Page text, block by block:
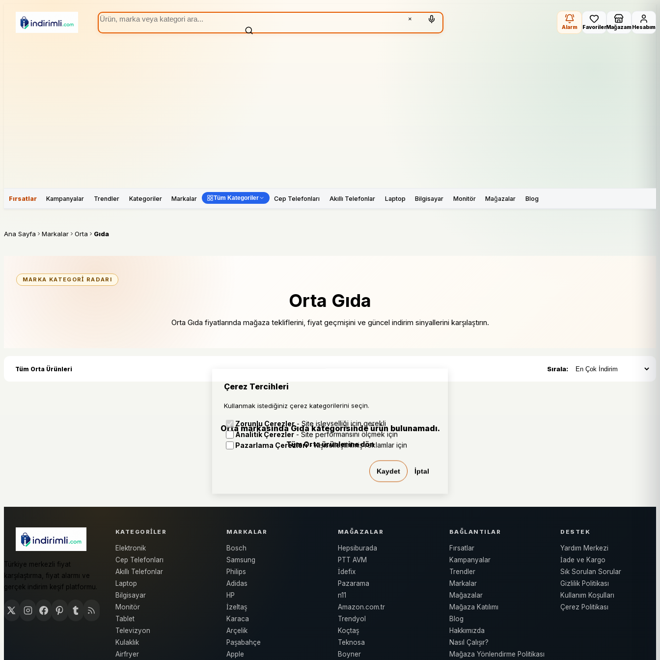
×
Alarm FavorilerMağazamHesabım
Fırsatlar Kampanyalar Trendler Kategoriler Markalar Tüm Kategoriler Cep Telefonları Akıllı Telefonlar Laptop Bilgisayar Monitör Mağazalar Blog
Ana Sayfa Markalar Orta Gıda
MARKA KATEGORI RADARI
Orta Gıda
Orta Gıda fiyatlarında mağaza tekliflerini, fiyat geçmişini ve güncel indirim sinyallerini karşılaştırın.
Tüm Orta Ürünleri Sırala:
Orta markasında Gıda kategorisinde ürün bulunamadı.
Tüm Orta ürünlerine dön
Türkiye merkezli fiyat
karşılaştırma, fiyat alarmı ve
gerçek indirim keşif platformu.
KATEGORILER
Elektronik
Cep Telefonları
Akıllı Telefonlar
Laptop
Bilgisayar
Monitör
Tablet
Televizyon
Kulaklık
Airfryer
MARKALAR
Bosch
Samsung
Philips
Adidas
HP
İzeltaş
Karaca
Arçelik
Paşabahçe
Apple
MAĞAZALAR
Hepsiburada
PTT AVM
İdefix
Pazarama
n11
Amazon.com.tr
Trendyol
Koçtaş
Teknosa
Boyner
BAĞLANTILAR
Fırsatlar
Kampanyalar
Trendler
Markalar
Mağazalar
Mağaza Katılımı
Blog
Hakkımızda
Nasıl Çalışır?
Mağaza Yönlendirme Politikası
DESTEK
Yardım Merkezi
İade ve Kargo
Sık Sorulan Sorular
Gizlilik Politikası
Kullanım Koşulları
Çerez Politikası
Çerez Tercihleri
Kullanmak istediğiniz çerez kategorilerini seçin.
Zorunlu Çerezler - Site işlevselliği için gerekli
Analitik Çerezler- Site performansını ölçmek için
Pazarlama Çerezleri- Kişiselleştirilmiş reklamlar için
Kaydet İptal